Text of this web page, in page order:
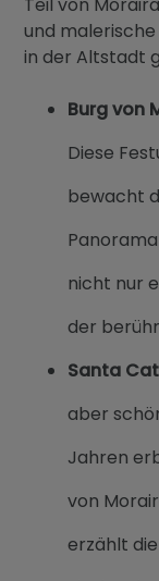
und
in der Altstadt
Burg von
Diese
bewacht
nicht nur
der
Santa
aber
Jahren
von
erzählt